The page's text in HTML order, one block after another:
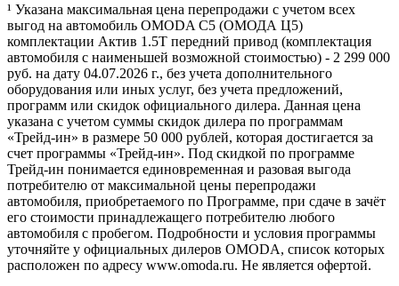
¹ Указана максимальная цена перепродажи с учетом всех
выгод на автомобиль OMODA C5 (ОМОДА Ц5)
комплектации Актив 1.5Т передний привод (комплектация
автомобиля с наименьшей возможной стоимостью) - 2 299 000
руб. на дату 04.07.2026 г., без учета дополнительного
оборудования или иных услуг, без учета предложений,
программ или скидок официального дилера. Данная цена
указана с учетом суммы скидок дилера по программам
«Трейд-ин» в размере 50 000 рублей, которая достигается за
счет программы «Трейд-ин». Под скидкой по программе
Трейд-ин понимается единовременная и разовая выгода
потребителю от максимальной цены перепродажи
автомобиля, приобретаемого по Программе, при сдаче в зачёт
его стоимости принадлежащего потребителю любого
автомобиля с пробегом. Подробности и условия программы
уточняйте у официальных дилеров OMODA, список которых
расположен по адресу www.omoda.ru. Не является офертой.